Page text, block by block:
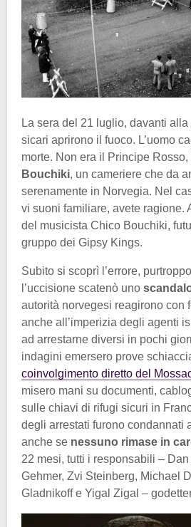
La sera del 21 luglio, davanti
sicari aprirono il fuoco. L’uomo
morte. Non era il Principe Rosso,
Bouchiki, un cameriere che da
serenamente in Norvegia. Nel
vi suoni familiare, avete ragione.
del musicista Chico Bouchiki,
gruppo dei Gipsy Kings.
Subito si scoprì l’errore,
l’uccisione scatenò uno
autorità norvegesi reagirono con
anche all’imperizia degli agenti
ad arrestarne diversi in pochi
indagini emersero prove
coinvolgimento diretto del
misero mani su documenti,
sulle chiavi di rifugi sicuri in
degli arrestati furono condannati
anche se nessuno rimase in
22 mesi, tutti i responsabili –
Gehmer, Zvi Steinberg, Michael
Gladnikoff e Yigal Zigal –